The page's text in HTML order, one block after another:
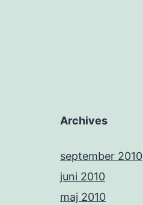
Archives
september 2010
juni 2010
maj 2010